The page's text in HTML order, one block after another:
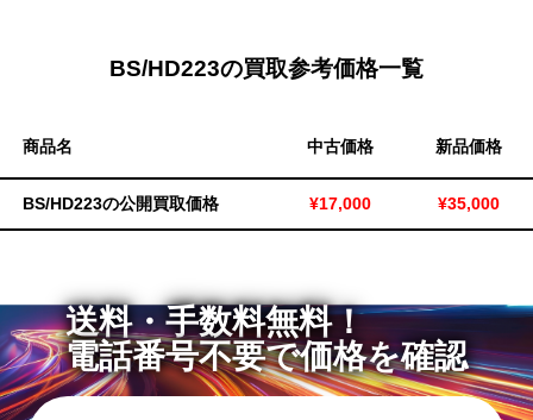
ド
BS/HD223の買取参考価格一覧
商品名 中古価格 新品価格
BS/HD223の公開買取価格 ¥17,000 ¥35,000
送料・手数料無料！
電話番号不要で価格を確認